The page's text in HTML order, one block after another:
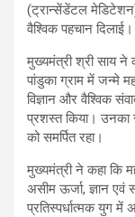
(ट्रान्सेंडेंटल
वैश्विक पहचान दिलाई।
मुख्यमंत्री श्री साय ने
पांडुका ग्राम में जन्मे
विज्ञान और वैश्विक
प्रशस्त किया। उनका
को समर्पित रहा।
मुख्यमंत्री ने कहा कि
असीम ऊर्जा, ज्ञान
प्रतिस्पर्धात्मक युग में